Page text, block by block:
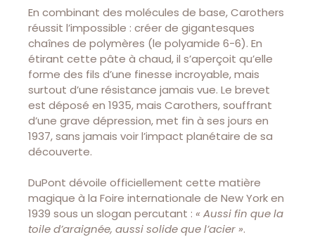
En combinant des molécules de base, Carothers
réussit l’impossible : créer de gigantesques
chaînes de polymères (le polyamide 6-6). En
étirant cette pâte à chaud, il s’aperçoit qu’elle
forme des fils d’une finesse incroyable, mais
surtout d’une résistance jamais vue. Le brevet
est déposé en 1935, mais Carothers, souffrant
d’une grave dépression, met fin à ses jours en
1937, sans jamais voir l’impact planétaire de sa
découverte.
DuPont dévoile officiellement cette matière
magique à la Foire internationale de New York en
1939 sous un slogan percutant : « Aussi fin que la
toile d’araignée, aussi solide que l’acier ».